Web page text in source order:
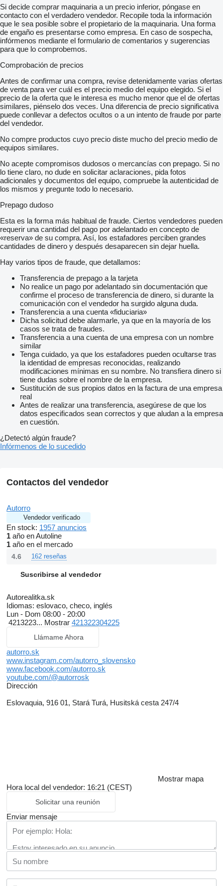
Dažďový senzor
Svetelný senzor
Stop and Start systém
Parkovacia kamera
Bezkľúčové otváranie dverí
El. otváranie kufra
El. zatváranie kufra
Bluetooth
Vyhrievaný volant
LED denné svietenie
LED svetlomety
Ambientné osvetlenie
Odo-pass
Asistent jazdných pruhov
Asistent rozjazdu do kopca
Parkovacia kamera vzadu
Výsuvné ostrekovače svetlometov
Možný úver
Úplná servisná história
Si decide comprar maquinaria a un precio inferior, póngase en
contacto con el verdadero vendedor. Recopile toda la información
que le sea posible sobre el propietario de la maquinaria. Una forma
de engaño es presentarse como empresa. En caso de sospecha,
infórmenos mediante el formulario de comentarios y sugerencias
para que lo comprobemos.
Comprobación de precios
Antes de confirmar una compra, revise detenidamente varias ofertas
de venta para ver cuál es el precio medio del equipo elegido. Si el
precio de la oferta que le interesa es mucho menor que el de ofertas
similares, piénselo dos veces. Una diferencia de precio significativa
puede conllevar a defectos ocultos o a un intento de fraude por parte
del vendedor.
No compre productos cuyo precio diste mucho del precio medio de
equipos similares.
No acepte compromisos dudosos o mercancías con prepago. Si no
lo tiene claro, no dude en solicitar aclaraciones, pida fotos
adicionales y documentos del equipo, compruebe la autenticidad de
los mismos y pregunte todo lo necesario.
Prepago dudoso
Esta es la forma más habitual de fraude. Ciertos vendedores pueden
requerir una cantidad del pago por adelantado en concepto de
«reserva» de su compra. Así, los estafadores perciben grandes
cantidades de dinero y después desaparecen sin dejar huella.
Hay varios tipos de fraude, que detallamos:
Transferencia de prepago a la tarjeta
No realice un pago por adelantado sin documentación que
confirme el proceso de transferencia de dinero, si durante la
comunicación con el vendedor ha surgido alguna duda.
Transferencia a una cuenta «fiduciaria»
Dicha solicitud debe alarmarle, ya que en la mayoría de los
casos se trata de fraudes.
Transferencia a una cuenta de una empresa con un nombre
similar
Tenga cuidado, ya que los estafadores pueden ocultarse tras
la identidad de empresas reconocidas, realizando
modificaciones mínimas en su nombre. No transfiera dinero si
tiene dudas sobre el nombre de la empresa.
Sustitución de sus propios datos en la factura de una empresa
real
Antes de realizar una transferencia, asegúrese de que los
datos especificados sean correctos y que aludan a la empresa
en cuestión.
¿Detectó algún fraude?
Infórmenos de lo sucedido
Contactos del vendedor
Autorro
Vendedor verificado
En stock: 1957 anuncios
1 año en Autoline
1 año en el mercado
4.6 162 reseñas
Suscribirse al vendedor
Autorealitka.sk
Idiomas: eslovaco, checo, inglés
Lun - Dom 08:00 - 20:00
4213223... Mostrar 421322304225
Llámame Ahora
autorro.sk
www.instagram.com/autorro_slovensko
www.facebook.com/autorro.sk
youtube.com/@autorrosk
Dirección
Eslovaquia, 916 01, Stará Turá, Husitská cesta 247/4
Mostrar mapa
Hora local del vendedor: 16:21 (CEST)
Solicitar una reunión
Enviar mensaje